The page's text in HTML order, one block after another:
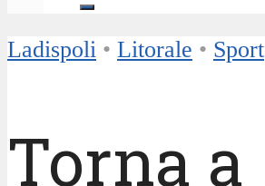
Ladispoli • Litorale • Sport
Torna a